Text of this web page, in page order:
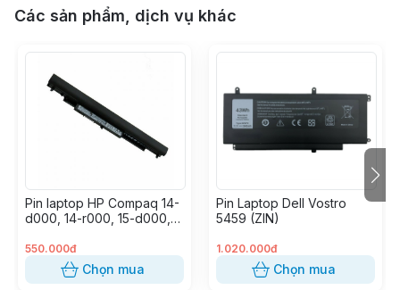
Các sản phẩm, dịch vụ khác
Pin laptop HP Compaq 14-
d000, 14-r000, 15-d000,
r000, 15-s000, CQ14,
CQ15, Probook 240 G2,
OA03 (OA04) (OEM)
550.000đ
Chọn mua
Pin Laptop Dell Vostro
5459 (ZIN)
1.020.000đ
Chọn mua